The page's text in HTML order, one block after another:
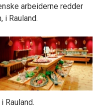
arbeiderne redder
i Rauland.
Rauland.